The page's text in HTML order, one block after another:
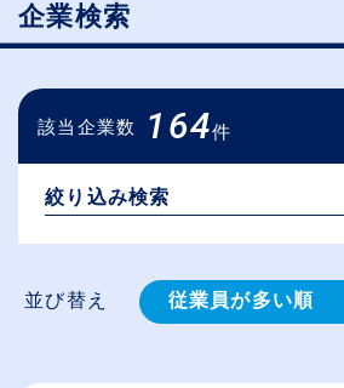
企業検索
該当企業数 164件
絞り込み検索
並び替え 従業員が多い順